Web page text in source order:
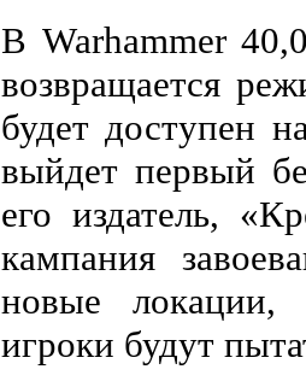
В Warhammer
возвращается
будет доступен
выйдет первый
его издатель,
кампания
новые локации,
игроки будут